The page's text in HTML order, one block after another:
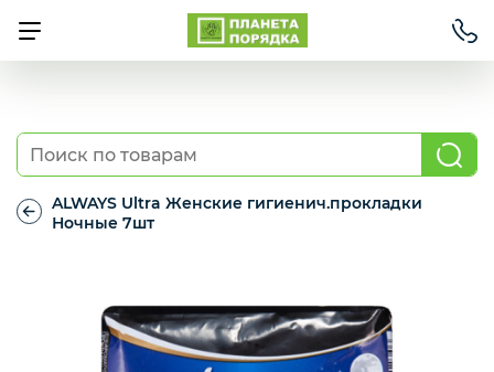
Одноразовая посуда
ALWAYS Ultra Женские гигиенич.прокладки
Ночные 7шт
гигиенич.прокладки